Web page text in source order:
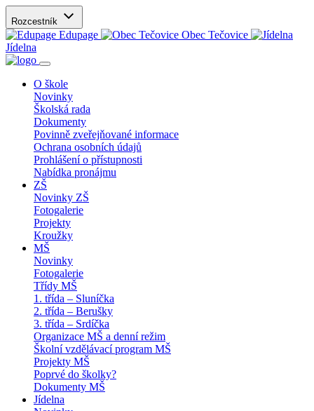
Rozcestník
Edupage
Obec Tečovice
Jídelna
O škole
Novinky
Školská rada
Dokumenty
Povinně zveřejňované informace
Ochrana osobních údajů
Prohlášení o přístupnosti
Nabídka pronájmu
ZŠ
Novinky ZŠ
Fotogalerie
Projekty
Kroužky
MŠ
Novinky
Fotogalerie
Třídy MŠ
1. třída – Sluníčka
2. třída – Berušky
3. třída – Srdíčka
Organizace MŠ a denní režim
Školní vzdělávací program MŠ
Projekty MŠ
Poprvé do školky?
Dokumenty MŠ
Jídelna